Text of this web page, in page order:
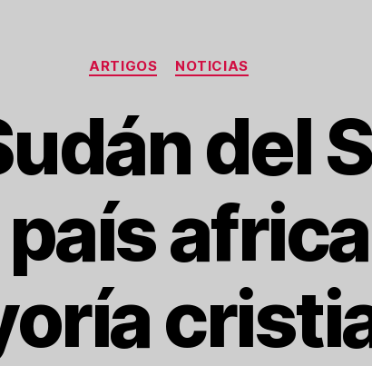
Categorias
ARTIGOS NOTICIAS
del